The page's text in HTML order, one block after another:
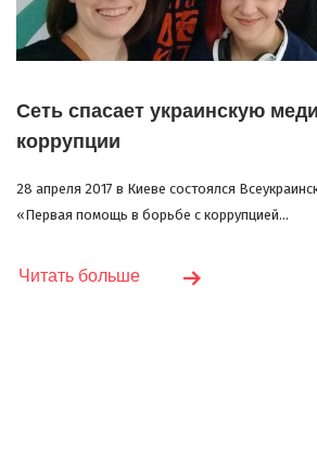
Сеть спасает украинскую
коррупции
28 апреля 2017 в Киеве состоялся
«Первая помощь в борьбе с коррупцией...
Читать больше